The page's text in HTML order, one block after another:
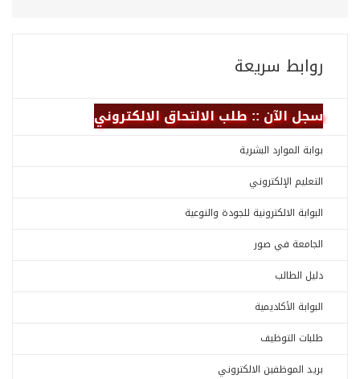
روابط سريعة
سجل الآن :: طلب الالتحاق الالكتروني
بوابة الموارد البشرية
التعليم الإلكتروني
البوابة الالكترونية للجودة والنوعية
الجامعة في صور
دليل الطالب
البوابة الأكاديمية
طلبات التوظيف
بريد الموظفين الالكتروني